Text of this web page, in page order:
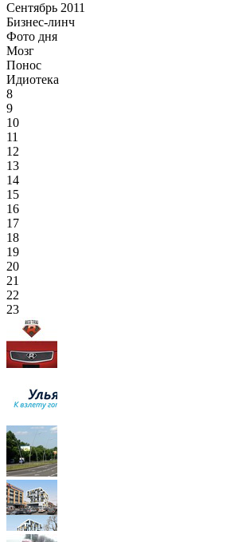
Сентябрь 2011
Бизнес-линч
Фото дня
Мозг
Понос
Идиотека
8
9
10
11
12
13
14
15
16
17
18
19
20
21
22
23